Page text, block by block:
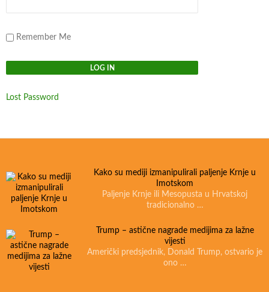
Remember Me
Lost Password
Kako su mediji izmanipulirali paljenje Krnje u
Imotskom
Paljenje Krnje ili Mesopusta u Hrvatskoj
tradicionalno …
Trump – astične nagrade medijima za lažne
vijesti
Američki predsjednik, Donald Trump, ostvario je
ono …